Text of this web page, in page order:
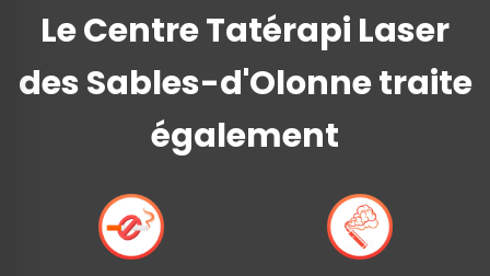
Le Centre Tatérapi Laser
des Sables-d'Olonne traite
également